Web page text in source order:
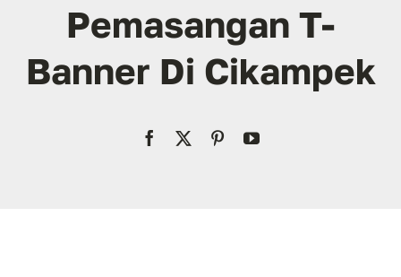
Pemasangan T-
Banner Di Cikampek